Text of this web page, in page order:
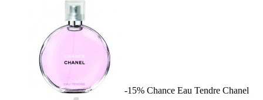
-15% Chance Eau Tendre Chanel